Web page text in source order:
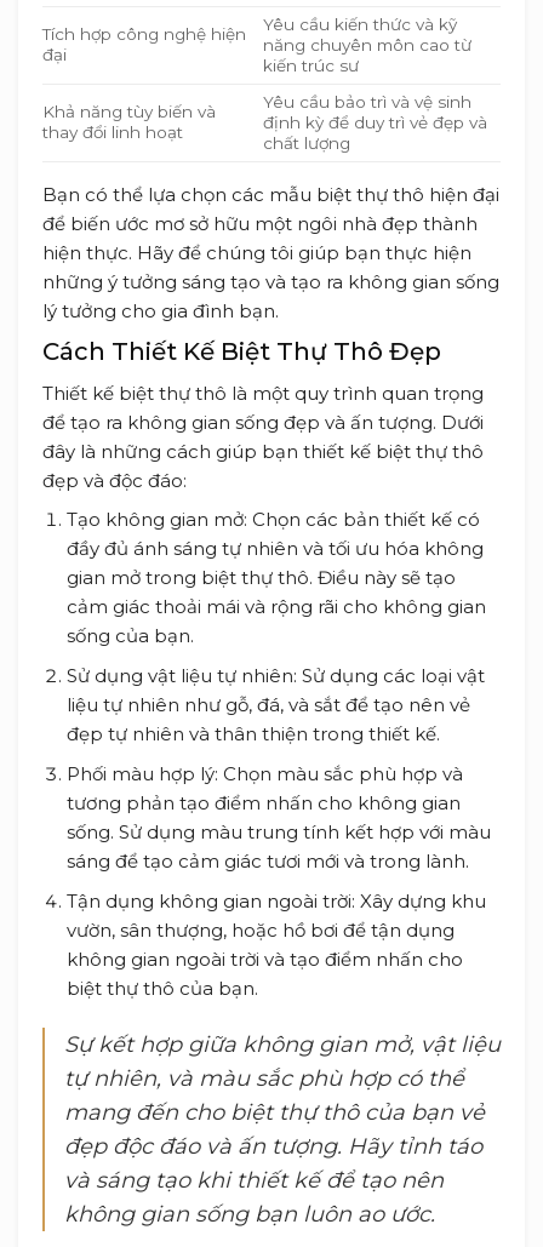
Tích hợp công nghệ hiện
đại
Yêu cầu kiến thức và kỹ
năng chuyên môn cao từ
kiến trúc sư
Khả năng tùy biến và
thay đổi linh hoạt
Yêu cầu bảo trì và vệ sinh
định kỳ để duy trì vẻ đẹp và
chất lượng
Bạn có thể lựa chọn các mẫu biệt thự thô hiện đại
để biến ước mơ sở hữu một ngôi nhà đẹp thành
hiện thực. Hãy để chúng tôi giúp bạn thực hiện
những ý tưởng sáng tạo và tạo ra không gian sống
lý tưởng cho gia đình bạn.
Cách Thiết Kế Biệt Thự Thô Đẹp
Thiết kế biệt thự thô là một quy trình quan trọng
để tạo ra không gian sống đẹp và ấn tượng. Dưới
đây là những cách giúp bạn thiết kế biệt thự thô
đẹp và độc đáo:
Tạo không gian mở: Chọn các bản thiết kế có
đầy đủ ánh sáng tự nhiên và tối ưu hóa không
gian mở trong biệt thự thô. Điều này sẽ tạo
cảm giác thoải mái và rộng rãi cho không gian
sống của bạn.
Sử dụng vật liệu tự nhiên: Sử dụng các loại vật
liệu tự nhiên như gỗ, đá, và sắt để tạo nên vẻ
đẹp tự nhiên và thân thiện trong thiết kế.
Phối màu hợp lý: Chọn màu sắc phù hợp và
tương phản tạo điểm nhấn cho không gian
sống. Sử dụng màu trung tính kết hợp với màu
sáng để tạo cảm giác tươi mới và trong lành.
Tận dụng không gian ngoài trời: Xây dựng khu
vườn, sân thượng, hoặc hồ bơi để tận dụng
không gian ngoài trời và tạo điểm nhấn cho
biệt thự thô của bạn.
Sự kết hợp giữa không gian mở, vật liệu
tự nhiên, và màu sắc phù hợp có thể
mang đến cho biệt thự thô của bạn vẻ
đẹp độc đáo và ấn tượng. Hãy tỉnh táo
và sáng tạo khi thiết kế để tạo nên
không gian sống bạn luôn ao ước.